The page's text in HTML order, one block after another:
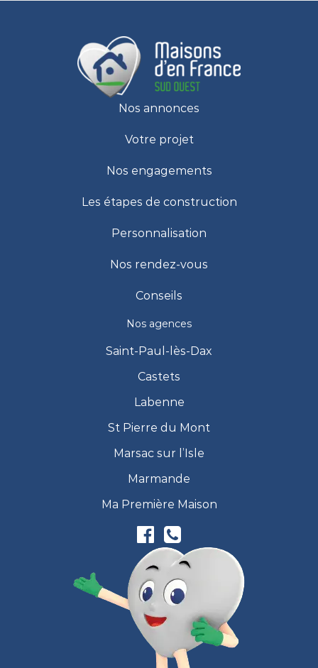
Nos annonces
Votre projet
Nos engagements
Les étapes de construction
Personnalisation
Nos rendez-vous
Conseils
Nos agences
Saint-Paul-lès-Dax
Castets
Labenne
St Pierre du Mont
Marsac sur l’Isle
Marmande
Ma Première Maison